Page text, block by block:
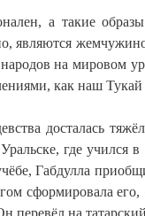
а такие
являются
на мировом
как наш Тукай
досталась
где учился
Габдулла
сформировала его,
перевёл на